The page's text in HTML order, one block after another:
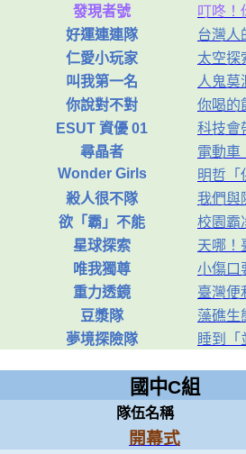
發現者號
叮咚！
好運連連隊
台灣人
仁愛小玩家
太空探
叫我第一名
人鬼莫
你說對不對
你喝的
ESUT 資優 01
科技會
尋晶者
電動車
Wonder Girls
明哲「
殺人很不隊
我們與
欲「霸」不能
校園霸
星球探索
天哪！
唯我獨尊
小傷口
重力透鏡
臺灣便
豆漿隊
藻礁生
夢境探險隊 睡到「
隊伍名稱
開幕式